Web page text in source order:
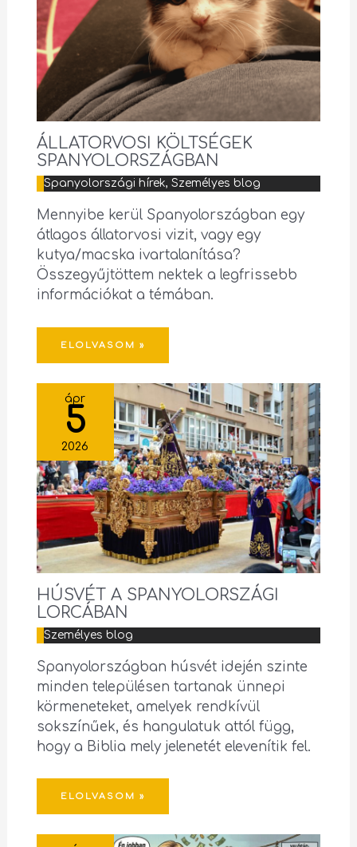
ÁLLATORVOSI KÖLTSÉGEK
SPANYOLORSZÁGBAN
Spanyolországi hírek, Személyes blog
Mennyibe kerül Spanyolországban egy
átlagos állatorvosi vizit, vagy egy
kutya/macska ivartalanítása?
Összegyűjtöttem nektek a legfrissebb
információkat a témában.
ELOLVASOM »
ápr
5
2026
HÚSVÉT A SPANYOLORSZÁGI
LORCÁBAN
Személyes blog
Spanyolországban húsvét idején szinte
minden településen tartanak ünnepi
körmeneteket, amelyek rendkívül
sokszínűek, és hangulatuk attól függ,
hogy a Biblia mely jelenetét elevenítik fel.
ELOLVASOM »